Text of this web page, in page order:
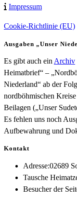
Impressum
Cookie-Richtlinie (EU)
Ausgaben „Unser
Es gibt auch ein Archiv
Heimatbrief“ –
Niederland“ ab der
nordböhmischen
Beilagen („Unser
Es fehlen uns noch
Aufbewahrung und
Kontakt
Adresse:02689
Tausche
Besucher der